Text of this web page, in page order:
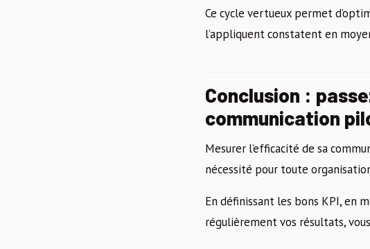
Ce cycle vertueux permet
l’appliquent constatent en
Conclusion :
communication
Mesurer l’efficacité de sa
nécessité pour toute
En définissant les bons KPI, en
régulièrement vos résultats,